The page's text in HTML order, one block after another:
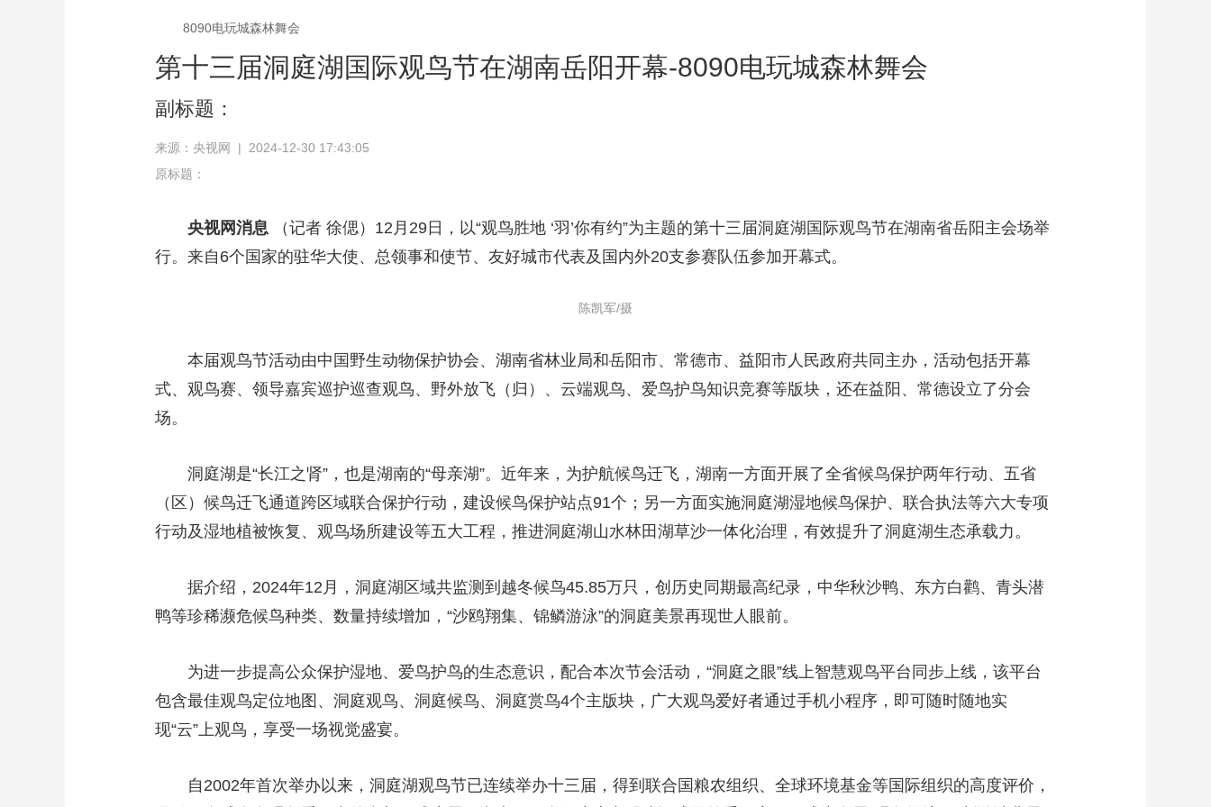
8090电玩城森林舞会
第十三届洞庭湖国际观鸟节在湖南岳阳开幕-8090电玩城森林舞会
副标题：
来源：央视网 | 2024-12-30 17:43:05
原标题：
央视网消息 （记者 徐偲）12月29日，以“观鸟胜地 ‘羽’你有约”为主题的第十三届洞庭湖国际观鸟节在湖南省岳阳主会场举
行。来自6个国家的驻华大使、总领事和使节、友好城市代表及国内外20支参赛队伍参加开幕式。
陈凯军/摄
本届观鸟节活动由中国野生动物保护协会、湖南省林业局和岳阳市、常德市、益阳市人民政府共同主办，活动包括开幕
式、观鸟赛、领导嘉宾巡护巡查观鸟、野外放飞（归）、云端观鸟、爱鸟护鸟知识竞赛等版块，还在益阳、常德设立了分会
场。
洞庭湖是“长江之肾”，也是湖南的“母亲湖”。近年来，为护航候鸟迁飞，湖南一方面开展了全省候鸟保护两年行动、五省
（区）候鸟迁飞通道跨区域联合保护行动，建设候鸟保护站点91个；另一方面实施洞庭湖湿地候鸟保护、联合执法等六大专项
行动及湿地植被恢复、观鸟场所建设等五大工程，推进洞庭湖山水林田湖草沙一体化治理，有效提升了洞庭湖生态承载力。
据介绍，2024年12月，洞庭湖区域共监测到越冬候鸟45.85万只，创历史同期最高纪录，中华秋沙鸭、东方白鹳、青头潜
鸭等珍稀濒危候鸟种类、数量持续增加，“沙鸥翔集、锦鳞游泳”的洞庭美景再现世人眼前。
为进一步提高公众保护湿地、爱鸟护鸟的生态意识，配合本次节会活动，“洞庭之眼”线上智慧观鸟平台同步上线，该平台
包含最佳观鸟定位地图、洞庭观鸟、洞庭候鸟、洞庭赏鸟4个主版块，广大观鸟爱好者通过手机小程序，即可随时随地实
现“云”上观鸟，享受一场视觉盛宴。
自2002年首次举办以来，洞庭湖观鸟节已连续举办十三届，得到联合国粮农组织、全球环境基金等国际组织的高度评价，